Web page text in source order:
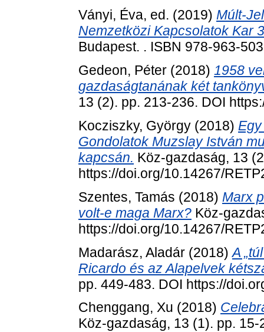
Ványi, Éva, ed. (2019) Múlt-
Nemzetközi Kapcsolatok Kar
Budapest. . ISBN 978-963-
Gedeon, Péter (2018) 1958
gazdaságtanának két
13 (2). pp. 213-236. DOI
Kocziszky, György (2018)
Gondolatok Muzslay István
kapcsán. Köz-gazdaság, 13
https://doi.org/10.14267/
Szentes, Tamás (2018) Marx
volt-e maga Marx? Köz-
https://doi.org/10.14267/
Madarász, Aladár (2018)A
Ricardo és az Alapelvek
pp. 449-483. DOI https://
Chenggang, Xu (2018)
Köz-gazdaság, 13 (1). pp. 15-